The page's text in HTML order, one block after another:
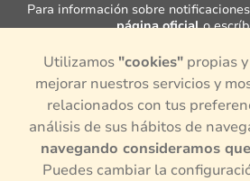
Para información sobre
página oficialo
Cuentas con un Defensor del
Ana María Giraldo Rincón, consulta
¿Tienes alguna queja o denuncia
intermediación en el mercado
colombiano? para presentar alguna
página oficial,o si necesitas más
aquí.
Utilizamos "cookies"propias y
mejorar nuestros servicios y
relacionados con tus
análisis de sus hábitos de
navegando consideramos
Puedes cambiar la